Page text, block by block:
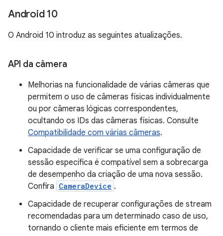
Android 10
O Android 10 introduz as seguintes atualizações.
API da câmera
Melhorias na funcionalidade de várias câmeras que
permitem o uso de câmeras físicas individualmente
ou por câmeras lógicas correspondentes,
ocultando os IDs das câmeras físicas. Consulte
Compatibilidade com várias câmeras.
Capacidade de verificar se uma configuração de
sessão específica é compatível sem a sobrecarga
de desempenho da criação de uma nova sessão.
Confira CameraDevice .
Capacidade de recuperar configurações de stream
recomendadas para um determinado caso de uso,
tornando o cliente mais eficiente em termos de